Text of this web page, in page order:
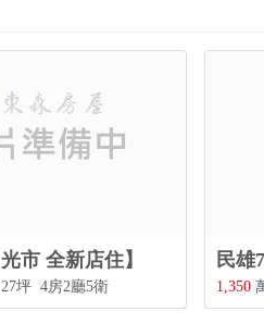
市 全新店住】
坪 4房2廳5衛 1,350